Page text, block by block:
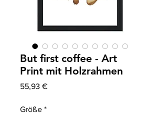
But first coffee - Art
Print mit Holzrahmen
55,93 €Preis
Größe *